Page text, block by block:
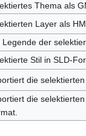
Thema als
Layer als
Legende der
Stil in SLD-
die
die